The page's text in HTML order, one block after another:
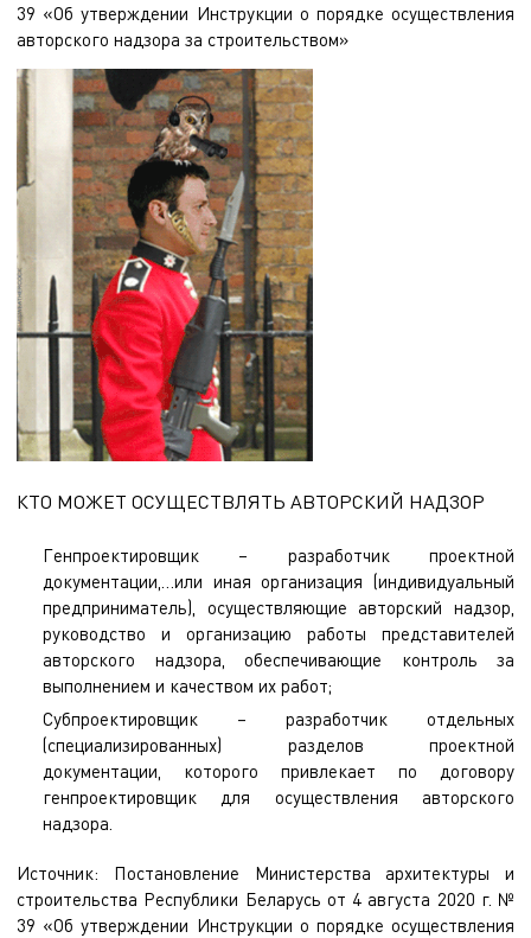
39 «Об утверждении Инструкции о порядке осуществления
авторского надзора за строительством»
КТО МОЖЕТ ОСУЩЕСТВЛЯТЬ АВТОРСКИЙ НАДЗОР
Генпроектировщик – разработчик проектной
документации,…или иная организация (индивидуальный
предприниматель), осуществляющие авторский надзор,
руководство и организацию работы представителей
авторского надзора, обеспечивающие контроль за
выполнением и качеством их работ;
Субпроектировщик – разработчик отдельных
(специализированных) разделов проектной
документации, которого привлекает по договору
генпроектировщик для осуществления авторского
надзора.
Источник: Постановление Министерства архитектуры и
строительства Республики Беларусь от 4 августа 2020 г. №
39 «Об утверждении Инструкции о порядке осуществления